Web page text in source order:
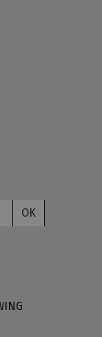
OK